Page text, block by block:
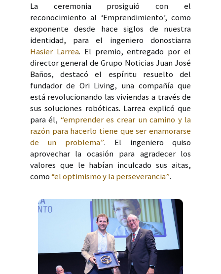
La ceremonia prosiguió con el
reconocimiento al ‘Emprendimiento’, como
exponente desde hace siglos de nuestra
identidad, para el ingeniero donostiarra
Hasier Larrea. El premio, entregado por el
director general de Grupo Noticias Juan José
Baños, destacó el espíritu resuelto del
fundador de Ori Living, una compañía que
está revolucionando las viviendas a través de
sus soluciones robóticas. Larrea explicó que
para él, “emprender es crear un camino y la
razón para hacerlo tiene que ser enamorarse
de un problema”. El ingeniero quiso
aprovechar la ocasión para agradecer los
valores que le habían inculcado sus aitas,
como“el optimismo y la perseverancia”.